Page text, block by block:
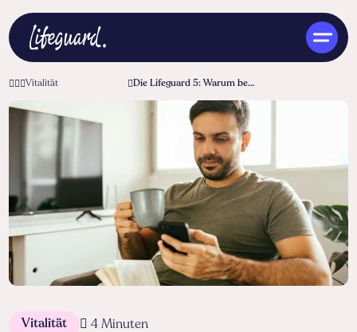
DE
Vitalität Die Lifeguard 5: Warum bewusster Smartphonegebrauch für gesunde soziale Beziehungen essenziell ist
Vitalität 4 Minuten